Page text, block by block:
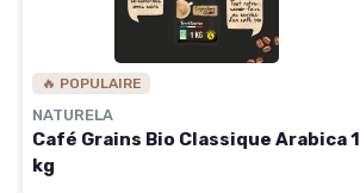
🔥 POPULAIRE
NATURELA
Café Grains Bio Classique Arabica 1
kg